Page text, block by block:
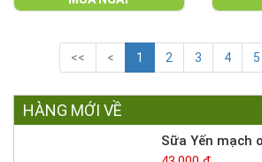
<< < 1 2 3 4 5
HÀNG MỚI VỀ
Sữa Yến mạch